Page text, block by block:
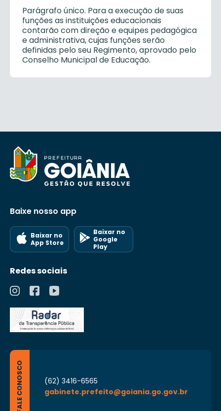
Parágrafo único. Para a execução de suas
funções as instituições educacionais
contarão com direção e equipes pedagógica
e administrativa, cujas funções serão
definidas pelo seu Regimento, aprovado pelo
Conselho Municipal de Educação.
Baixe nosso app
Baixar no
App Store
Baixar no
Google
Play
Redes sociais
FALE CONOSCO
(62) 3416-6565
gabinete.prefeito@goiania.go.gov.br